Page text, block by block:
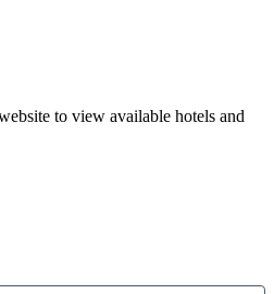
to view available hotels and